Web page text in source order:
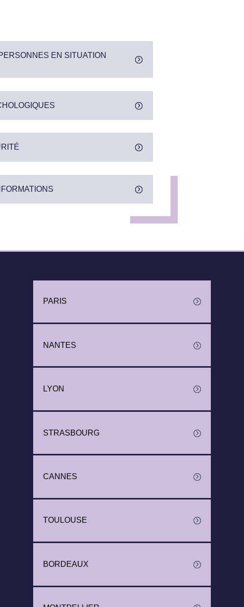
EN SITUATION
PARIS
NANTES
LYON
STRASBOURG
CANNES
TOULOUSE
BORDEAUX